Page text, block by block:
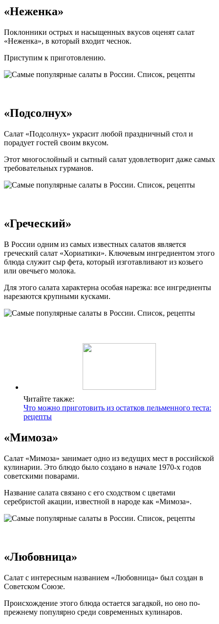
«Неженка»
Поклонники острых и насыщенных вкусов оценят салат
«Неженка», в который входит чеснок.
Приступим к приготовлению.
«Подсолнух»
Салат «Подсолнух» украсит любой праздничный стол и
порадует гостей своим вкусом.
Этот многослойный и сытный салат удовлетворит даже самых
требовательных гурманов.
«Греческий»
В России одним из самых известных салатов является
греческий салат «Хориатики». Ключевым ингредиентом этого
блюда служит сыр фета, который изготавливают из козьего
или овечьего молока.
Для этого салата характерна особая нарезка: все ингредиенты
нарезаются крупными кусками.
Читайте также:
Что можно приготовить из остатков пельменного теста:
рецепты
«Мимоза»
Салат «Мимоза» занимает одно из ведущих мест в российской
кулинарии. Это блюдо было создано в начале 1970-х годов
советскими поварами.
Название салата связано с его сходством с цветами
серебристой акации, известной в народе как «Мимоза».
«Любовница»
Салат с интересным названием «Любовница» был создан в
Советском Союзе.
Происхождение этого блюда остается загадкой, но оно по-
прежнему популярно среди современных кулинаров.